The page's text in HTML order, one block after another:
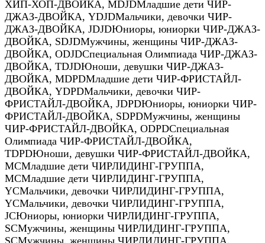
ХИП-ХОП-ДВОЙКА, MDJDМладшие дети ЧИР-
ДЖАЗ-ДВОЙКА, YDJDМальчики, девочки ЧИР-
ДЖАЗ-ДВОЙКА, JDJDЮниоры, юниорки ЧИР-ДЖАЗ-
ДВОЙКА, SDJDМужчины, женщины ЧИР-ДЖАЗ-
ДВОЙКА, ODJDСпециальная Олимпиада ЧИР-ДЖАЗ-
ДВОЙКА, TDJDЮноши, девушки ЧИР-ДЖАЗ-
ДВОЙКА, MDPDМладшие дети ЧИР-ФРИСТАЙЛ-
ДВОЙКА, YDPDМальчики, девочки ЧИР-
ФРИСТАЙЛ-ДВОЙКА, JDPDЮниоры, юниорки ЧИР-
ФРИСТАЙЛ-ДВОЙКА, SDPDМужчины, женщины
ЧИР-ФРИСТАЙЛ-ДВОЙКА, ODPDСпециальная
Олимпиада ЧИР-ФРИСТАЙЛ-ДВОЙКА,
TDPDЮноши, девушки ЧИР-ФРИСТАЙЛ-ДВОЙКА,
MCМладшие дети ЧИРЛИДИНГ-ГРУППА,
MCМладшие дети ЧИРЛИДИНГ-ГРУППА,
YCМальчики, девочки ЧИРЛИДИНГ-ГРУППА,
YCМальчики, девочки ЧИРЛИДИНГ-ГРУППА,
JCЮниоры, юниорки ЧИРЛИДИНГ-ГРУППА,
SCМужчины, женщины ЧИРЛИДИНГ-ГРУППА,